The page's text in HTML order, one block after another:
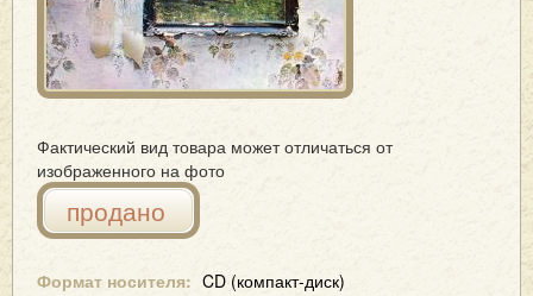
Фактический вид товара может отличаться от
изображенного на фото
продано
Формат носителя: CD (компакт-диск)